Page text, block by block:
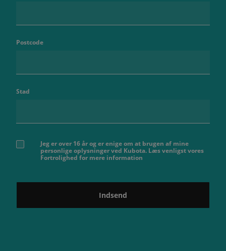
Postcode
Stad
Jeg er over 16 år og er enige om at brugen af ​​mine
personlige oplysninger ved Kubota. Læs venligst vores
Fortrolighed for mere information
Indsend